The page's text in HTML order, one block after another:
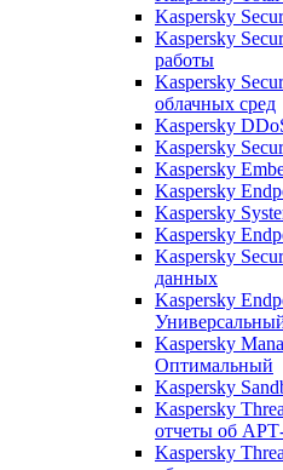
Kaspersky
Kaspersky
работы
Kaspersky
облачных сред
Kaspersky
Kaspersky
Kaspersky
Kaspersky
Kaspersky
Kaspersky
Kaspersky
данных
Kaspersky
Kaspersky
Оптимальный
Kaspersky
Kaspersky
отчеты об
Kaspersky